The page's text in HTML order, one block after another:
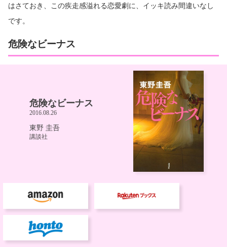
はさておき、この疾走感溢れる恋愛劇に、イッキ読み間違いなし
です。
危険なビーナス